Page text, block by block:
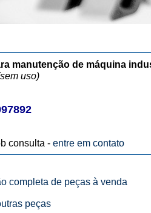
manutenção de máquina
uso)
consulta - entre em contato
completa de peças à venda
peças